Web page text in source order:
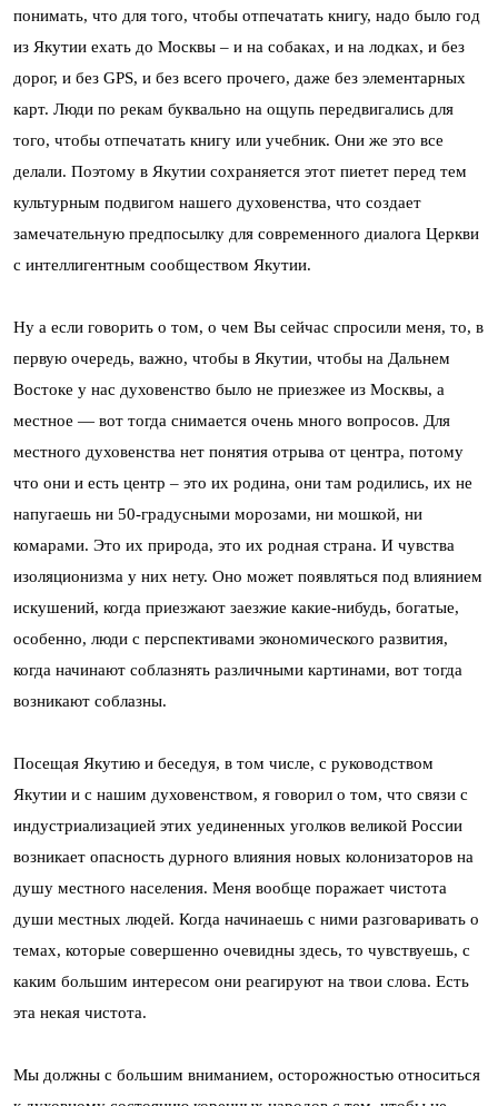
понимать, что для того, чтобы отпечатать книгу, надо было год
из Якутии ехать до Москвы – и на собаках, и на лодках, и без
дорог, и без GPS, и без всего прочего, даже без элементарных
карт. Люди по рекам буквально на ощупь передвигались для
того, чтобы отпечатать книгу или учебник. Они же это все
делали. Поэтому в Якутии сохраняется этот пиетет перед тем
культурным подвигом нашего духовенства, что создает
замечательную предпосылку для современного диалога Церкви
с интеллигентным сообществом Якутии.
Ну а если говорить о том, о чем Вы сейчас спросили меня, то, в
первую очередь, важно, чтобы в Якутии, чтобы на Дальнем
Востоке у нас духовенство было не приезжее из Москвы, а
местное — вот тогда снимается очень много вопросов. Для
местного духовенства нет понятия отрыва от центра, потому
что они и есть центр – это их родина, они там родились, их не
напугаешь ни 50-градусными морозами, ни мошкой, ни
комарами. Это их природа, это их родная страна. И чувства
изоляционизма у них нету. Оно может появляться под влиянием
искушений, когда приезжают заезжие какие-нибудь, богатые,
особенно, люди с перспективами экономического развития,
когда начинают соблазнять различными картинами, вот тогда
возникают соблазны.
Посещая Якутию и беседуя, в том числе, с руководством
Якутии и с нашим духовенством, я говорил о том, что связи с
индустриализацией этих уединенных уголков великой России
возникает опасность дурного влияния новых колонизаторов на
душу местного населения. Меня вообще поражает чистота
души местных людей. Когда начинаешь с ними разговаривать о
темах, которые совершенно очевидны здесь, то чувствуешь, с
каким большим интересом они реагируют на твои слова. Есть
эта некая чистота.
Мы должны с большим вниманием, осторожностью относиться